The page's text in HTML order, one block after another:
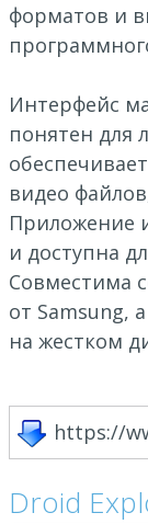
форматов и
Интерфейс
понятен для
видео
Приложение
и доступна
Совместима
от Samsung,
на жестком
https://
Droid